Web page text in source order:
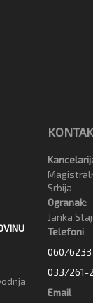
Srbija
Ogranak:
Janka
Telefoni
060/
033/261-
Email